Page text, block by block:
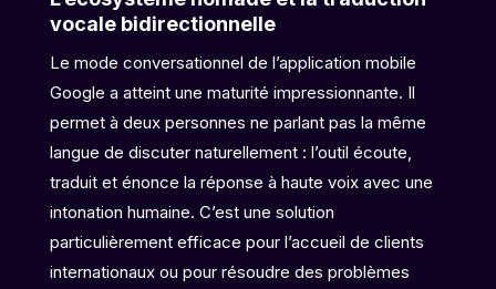
vocale bidirectionnelle
Le mode conversationnel de l’application mobile
Google a atteint une maturité impressionnante. Il
permet à deux personnes ne parlant pas la même
langue de discuter naturellement : l’outil écoute,
traduit et énonce la réponse à haute voix avec une
intonation humaine. C’est une solution
particulièrement efficace pour l’accueil de clients
internationaux ou pour résoudre des problèmes